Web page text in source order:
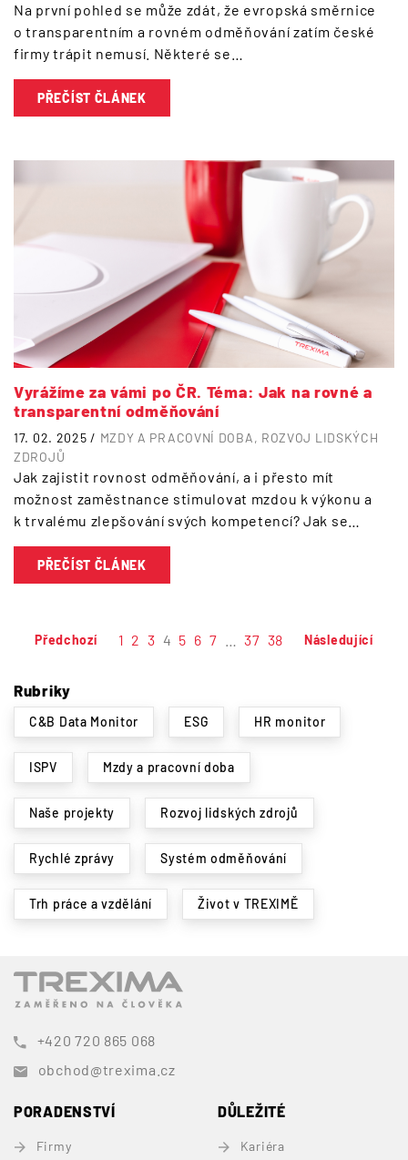
Na první pohled se může zdát, že evropská směrnice
o transparentním a rovném odměňování zatím české
firmy trápit nemusí. Některé se…
PŘEČÍST ČLÁNEK
Vyrážíme za vámi po ČR. Téma: Jak na rovné a
transparentní odměňování
17. 02. 2025 / MZDY A PRACOVNÍ DOBA
ROZVOJ LIDSKÝCH
ZDROJŮ
Jak zajistit rovnost odměňování, a i přesto mít
možnost zaměstnance stimulovat mzdou k výkonu a
k trvalému zlepšování svých kompetencí? Jak se…
PŘEČÍST ČLÁNEK
Předchozí 1 2 3 4 5 6 7 37 38 Následující
Rubriky
C&B Data Monitor ESG HR monitor
ISPV Mzdy a pracovní doba
Naše projekty Rozvoj lidských zdrojů
Rychlé zprávy Systém odměňování
Trh práce a vzdělání Život v TREXIMĚ
+420 720 865 068
obchod@trexima.cz
PORADENSTVÍ
Firmy
DŮLEŽITÉ
Kariéra